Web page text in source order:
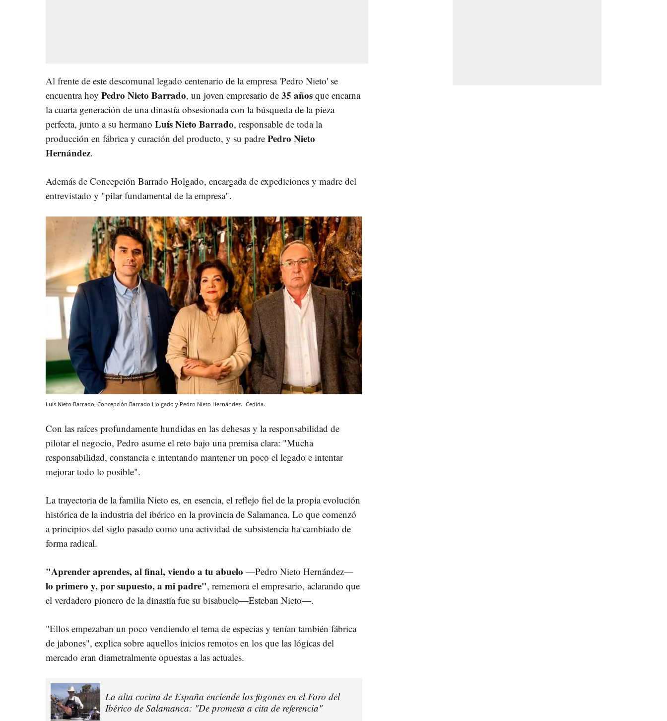
Al frente de este descomunal legado centenario de la empresa 'Pedro Nieto' se
encuentra hoy Pedro Nieto Barrado, un joven empresario de 35 años que encarna
la cuarta generación de una dinastía obsesionada con la búsqueda de la pieza
perfecta, junto a su hermano Luís Nieto Barrado, responsable de toda la
producción en fábrica y curación del producto, y su padre Pedro Nieto
Hernández.
Además de Concepción Barrado Holgado, encargada de expediciones y madre del
entrevistado y "pilar fundamental de la empresa".
Luis Nieto Barrado, Concepción Barrado Holgado y Pedro Nieto Hernández. Cedida.
Con las raíces profundamente hundidas en las dehesas y la responsabilidad de
pilotar el negocio, Pedro asume el reto bajo una premisa clara: "Mucha
responsabilidad, constancia e intentando mantener un poco el legado e intentar
mejorar todo lo posible".
La trayectoria de la familia Nieto es, en esencia, el reflejo fiel de la propia evolución
histórica de la industria del ibérico en la provincia de Salamanca. Lo que comenzó
a principios del siglo pasado como una actividad de subsistencia ha cambiado de
forma radical.
"Aprender aprendes, al final, viendo a tu abuelo —Pedro Nieto Hernández—
lo primero y, por supuesto, a mi padre", rememora el empresario, aclarando que
el verdadero pionero de la dinastía fue su bisabuelo—Esteban Nieto—.
"Ellos empezaban un poco vendiendo el tema de especias y tenían también fábrica
de jabones", explica sobre aquellos inicios remotos en los que las lógicas del
mercado eran diametralmente opuestas a las actuales.
La alta cocina de España enciende los fogones en el Foro del
Ibérico de Salamanca: "De promesa a cita de referencia"